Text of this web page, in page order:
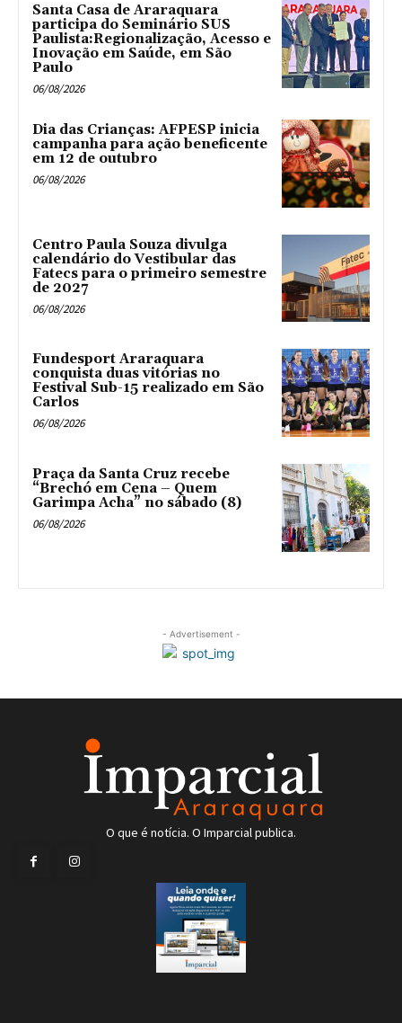
Santa Casa de Araraquara
participa do Seminário SUS
Paulista:Regionalização, Acesso e
Inovação em Saúde, em São
Paulo
06/08/2026
Dia das Crianças: AFPESP inicia
campanha para ação beneficente
em 12 de outubro
06/08/2026
Centro Paula Souza divulga
calendário do Vestibular das
Fatecs para o primeiro semestre
de 2027
06/08/2026
Fundesport Araraquara
conquista duas vitórias no
Festival Sub-15 realizado em São
Carlos
06/08/2026
Praça da Santa Cruz recebe
“Brechó em Cena – Quem
Garimpa Acha” no sábado (8)
06/08/2026
- Advertisement -
O que é notícia. O Imparcial publica.